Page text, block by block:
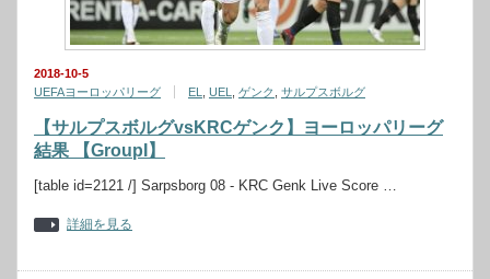
2018-10-5
UEFAヨーロッパリーグ
EL UEL ゲンク サルプスボルグ
【サルプスボルグvsKRCゲンク】ヨーロッパリーグ
結果 【GroupI】
[table id=2121 /] Sarpsborg 08 - KRC Genk Live Score …
詳細を見る